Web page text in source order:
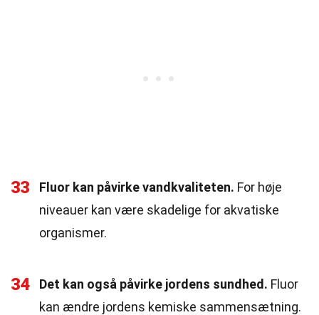
33 Fluor kan påvirke vandkvaliteten. For høje
niveauer kan være skadelige for akvatiske
organismer.
34 Det kan også påvirke jordens sundhed. Fluor
kan ændre jordens kemiske sammensætning.